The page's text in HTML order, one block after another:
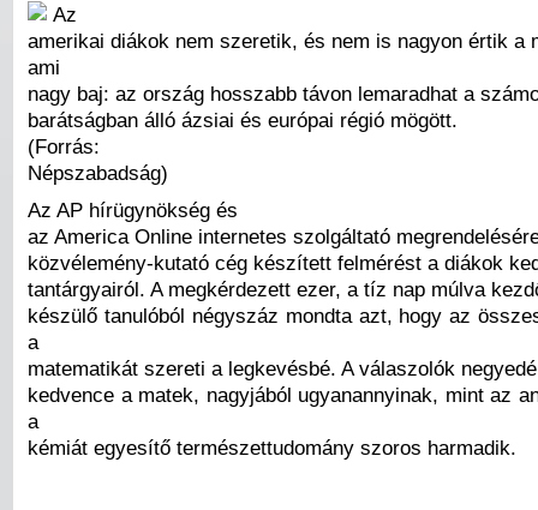
Az
amerikai diákok nem szeretik, és nem is nagyon értik a
ami
nagy baj: az ország hosszabb távon lemaradhat a
barátságban álló ázsiai és európai régió mögött.
(Forrás:
Népszabadság)
Az AP hírügynökség és
az America Online internetes szolgáltató
közvélemény-kutató cég készített felmérést a diákok
tantárgyairól. A megkérdezett ezer, a tíz nap múlva
készülő tanulóból négyszáz mondta azt, hogy az
a
matematikát szereti a legkevésbé. A válaszolók
kedvence a matek, nagyjából ugyanannyinak, mint az
a
kémiát egyesítő természettudomány szoros harmadik.